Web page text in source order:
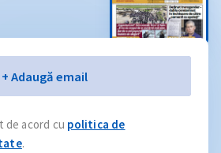
+ Adaugă email
de acord cu politica de
.